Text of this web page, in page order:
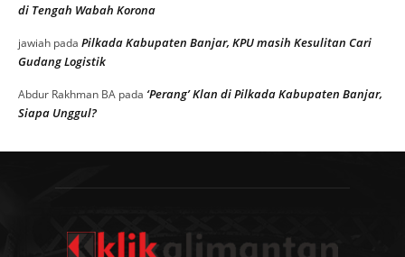
di Tengah Wabah Korona
jawiah pada Pilkada Kabupaten Banjar, KPU masih Kesulitan Cari
Gudang Logistik
Abdur Rakhman BA pada ‘Perang’ Klan di Pilkada Kabupaten Banjar,
Siapa Unggul?